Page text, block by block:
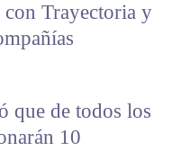
con Trayectoria y
que de todos los
10